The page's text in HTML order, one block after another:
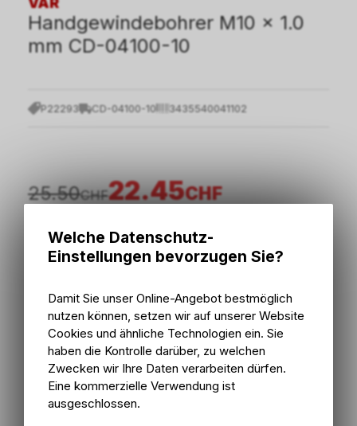
Handgewindebohrer M10 x 1.0
mm CD-04100-10
P22293 CD-04100-10 3435540041102
22.45CHF
25.50CHF
inkl. MwSt., zzgl. Versandkosten
2 - 5 Tage ab externem Lager
Versand
2 - 5 Tage ab externem Lager
Abholung Bike Zone AG
Welche Datenschutz-
Einstellungen bevorzugen Sie?
Damit Sie unser Online-Angebot bestmöglich
nutzen können, setzen wir auf unserer Website
Cookies und ähnliche Technologien ein. Sie
haben die Kontrolle darüber, zu welchen
Zwecken wir Ihre Daten verarbeiten dürfen.
Eine kommerzielle Verwendung ist
ausgeschlossen.